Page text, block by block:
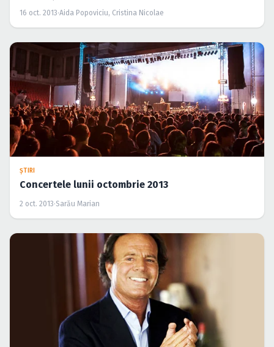
16 oct. 2013·Aida Popoviciu, Cristina Nicolae
ŞTIRI
Concertele lunii octombrie 2013
2 oct. 2013·Sarău Marian